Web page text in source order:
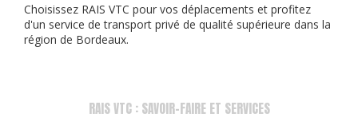
Choisissez RAIS VTC pour vos déplacements et profitez
d'un service de transport privé de qualité supérieure dans la
région de Bordeaux.
RAIS VTC : SAVOIR-FAIRE ET SERVICES